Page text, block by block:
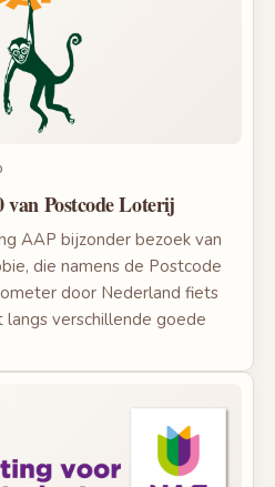
van Postcode Loterij
AAP bijzonder bezoek van
die namens de Postcode
door Nederland fiets
verschillende goede